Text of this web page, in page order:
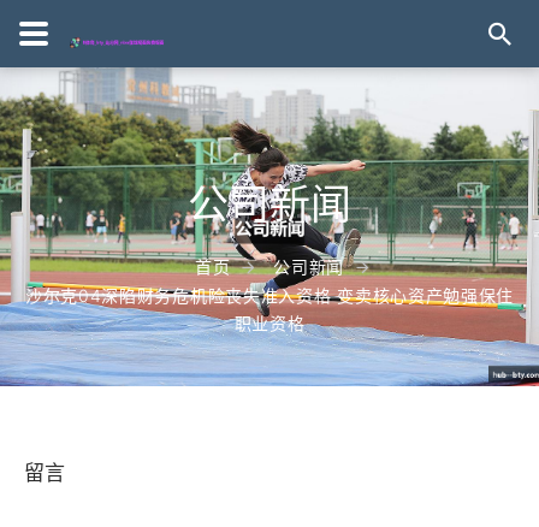
公司新闻
首页
公司新闻
沙尔克04深陷财务危机险丧失准入资格 变卖核心资产勉强保住
职业资格
留言